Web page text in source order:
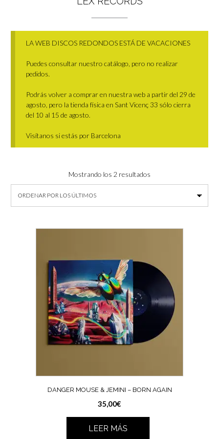
LA WEB DISCOS REDONDOS ESTÁ DE VACACIONES
Puedes consultar nuestro catálogo, pero no realizar
pedidos.
Podrás volver a comprar en nuestra web a partir del 29 de
agosto, pero la tienda física en Sant Vicenç 33 sólo cierra
del 10 al 15 de agosto.
Visítanos si estás por Barcelona
Mostrando los 2 resultados
por
últimos
DANGER MOUSE & JEMINI – BORN AGAIN
35,00€
LEER MÁS